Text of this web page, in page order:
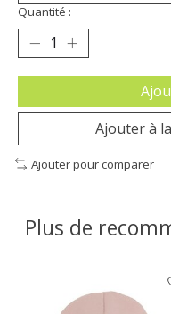
Quantité :
Ajouter à
Ajouter pour comparer
Plus de
Articles du carrousel